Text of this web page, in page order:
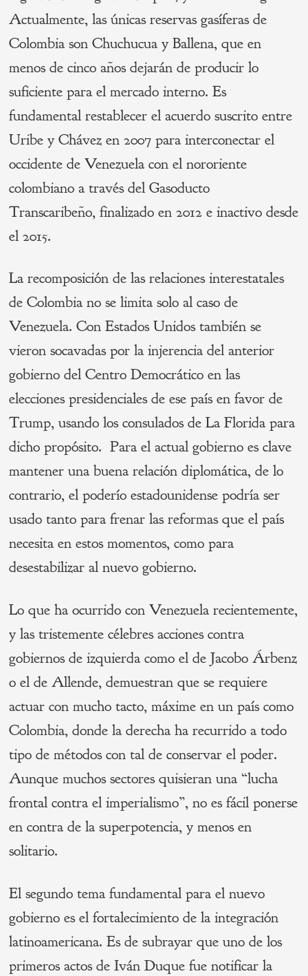
Actualmente, las únicas reservas gasíferas de
Colombia son Chuchucua y Ballena, que en
menos de cinco años dejarán de producir lo
suficiente para el mercado interno. Es
fundamental restablecer el acuerdo suscrito entre
Uribe y Chávez en 2007 para interconectar el
occidente de Venezuela con el nororiente
colombiano a través del Gasoducto
Transcaribeño, finalizado en 2012 e inactivo desde
el 2015.
La recomposición de las relaciones interestatales
de Colombia no se limita solo al caso de
Venezuela. Con Estados Unidos también se
vieron socavadas por la injerencia del anterior
gobierno del Centro Democrático en las
elecciones presidenciales de ese país en favor de
Trump, usando los consulados de La Florida para
dicho propósito. Para el actual gobierno es clave
mantener una buena relación diplomática, de lo
contrario, el poderío estadounidense podría ser
usado tanto para frenar las reformas que el país
necesita en estos momentos, como para
desestabilizar al nuevo gobierno.
Lo que ha ocurrido con Venezuela recientemente,
y las tristemente célebres acciones contra
gobiernos de izquierda como el de Jacobo Árbenz
o el de Allende, demuestran que se requiere
actuar con mucho tacto, máxime en un país como
Colombia, donde la derecha ha recurrido a todo
tipo de métodos con tal de conservar el poder.
Aunque muchos sectores quisieran una “lucha
frontal contra el imperialismo”, no es fácil ponerse
en contra de la superpotencia, y menos en
solitario.
El segundo tema fundamental para el nuevo
gobierno es el fortalecimiento de la integración
latinoamericana. Es de subrayar que uno de los
primeros actos de Iván Duque fue notificar la